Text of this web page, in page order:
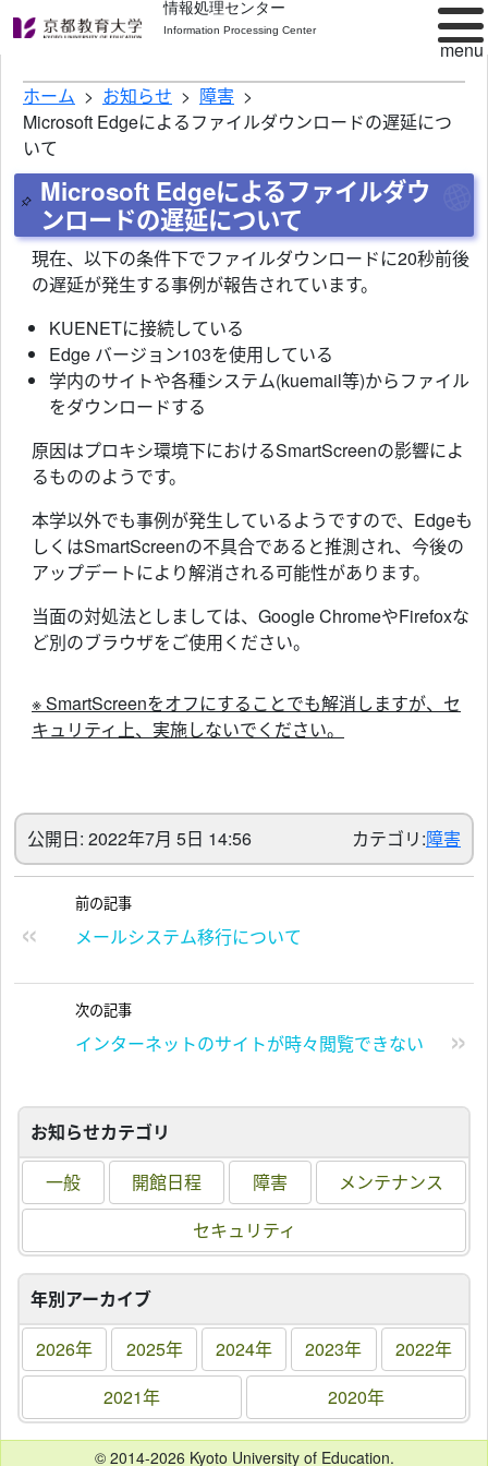
情報処理センター
Information Processing Center
お知らせカテゴリ
一般
開館日程 障害
メンテナンス
セキュリティ
年別アーカイブ
2026年
2025年 2024年 2023年
2022年
2021年
2020年
ホーム お知らせ
障害
Microsoft Edgeによるファイルダウンロードの遅延につ
いて
Microsoft Edgeによるファイルダウ
ンロードの遅延について
現在、以下の条件下でファイルダウンロードに20秒前後
の遅延が発生する事例が報告されています。
KUENETに接続している
Edge バージョン103を使用している
学内のサイトや各種システム(kuemail等)からファイル
をダウンロードする
原因はプロキシ環境下におけるSmartScreenの影響によ
るもののようです。
本学以外でも事例が発生しているようですので、Edgeも
しくはSmartScreenの不具合であると推測され、今後の
アップデートにより解消される可能性があります。
当面の対処法としましては、Google ChromeやFirefoxな
ど別のブラウザをご使用ください。
※ SmartScreenをオフにすることでも解消しますが、セ
キュリティ上、実施しないでください。
公開日: 2022年7月 5日 14:56 カテゴリ:障害
前の記事
メールシステム移行について
次の記事
インターネットのサイトが時々閲覧できない
© 2014-2026 Kyoto University of Education.